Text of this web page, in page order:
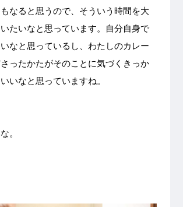
なると思うので、そういう時間を大
たいなと思っています。自分自身で
なと思っているし、わたしのカレー
ったかたがそのことに気づくきっか
いなと思っていますね。
。